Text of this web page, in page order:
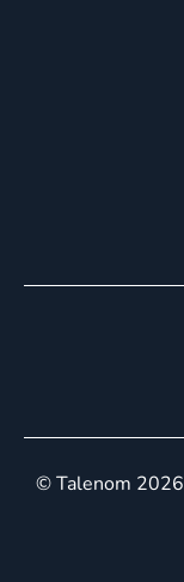
© Talenom 2026